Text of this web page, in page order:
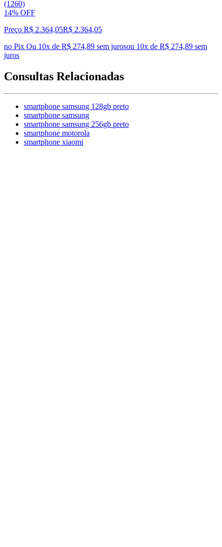
(1260)
14% OFF
Preço R$ 2.364,05R$ 2.364,05
no Pix Ou 10x de R$ 274,89 sem jurosou 10x de R$ 274,89 sem
juros
Consultas Relacionadas
smartphone samsung 128gb preto
smartphone samsung
smartphone samsung 256gb preto
smartphone motorola
smartphone xiaomi